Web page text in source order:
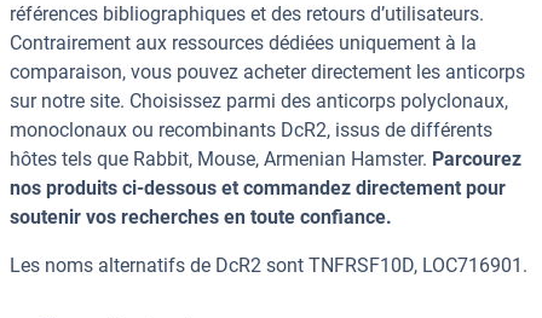
références bibliographiques et des retours d’utilisateurs.
Contrairement aux ressources dédiées uniquement à la
comparaison, vous pouvez acheter directement les anticorps
sur notre site. Choisissez parmi des anticorps polyclonaux,
monoclonaux ou recombinants DcR2, issus de différents
hôtes tels que Rabbit, Mouse, Armenian Hamster. Parcourez
nos produits ci-dessous et commandez directement pour
soutenir vos recherches en toute confiance.
Les noms alternatifs de DcR2 sont TNFRSF10D, LOC716901.